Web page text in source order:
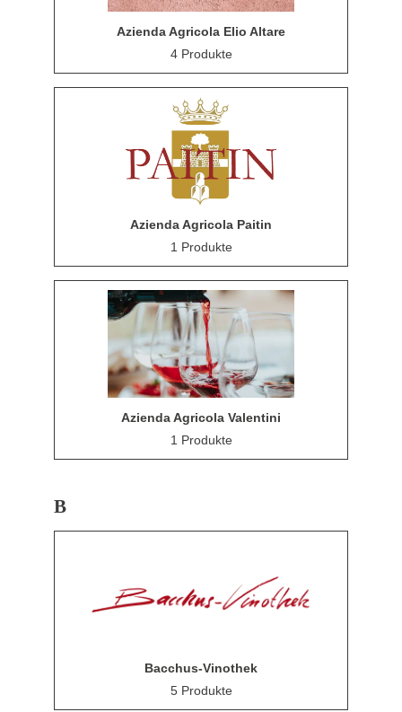
Azienda Agricola Elio Altare
4 Produkte
Azienda Agricola Paitin
1 Produkte
Azienda Agricola Valentini
1 Produkte
B
Bacchus-Vinothek
5 Produkte